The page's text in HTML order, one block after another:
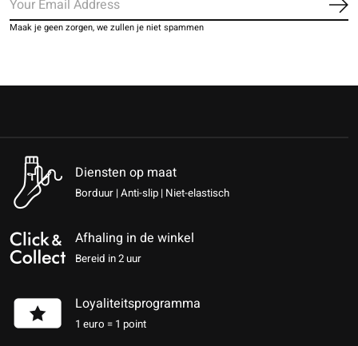
Maak je geen zorgen, we zullen je niet spammen
Diensten op maat
Borduur | Anti-slip | Niet-elastisch
Afhaling in de winkel
Bereid in 2 uur
Loyaliteitsprogramma
1 euro = 1 point